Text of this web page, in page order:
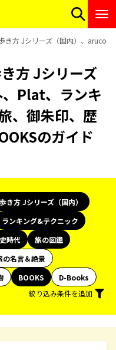
き方 Jシリーズ（国内）、aruco
方 Jシリーズ
、Plat、ランキ
、御朱印、歴
のガイド
き方 Jシリーズ（国内）
ランキング&テクニック
時代
旅の図鑑
の名言＆絶景
BOOKS
D-Books
絞り込み条件を追加